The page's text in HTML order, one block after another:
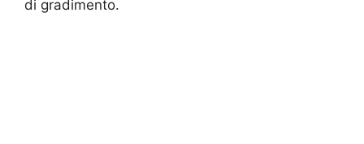
di gradimento.